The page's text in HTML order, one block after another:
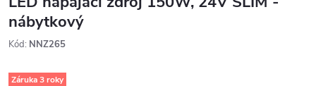
nábytkový
Kód: NNZ265
Záruka 3 roky